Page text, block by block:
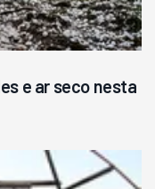
e ar seco nesta